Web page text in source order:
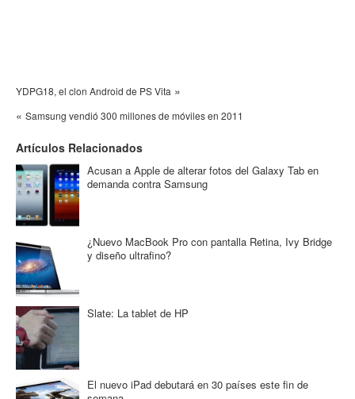
YDPG18, el clon Android de PS Vita »
« Samsung vendió 300 millones de móviles en 2011
Artículos Relacionados
Acusan a Apple de alterar fotos del Galaxy Tab en
demanda contra Samsung
¿Nuevo MacBook Pro con pantalla Retina, Ivy Bridge
y diseño ultrafino?
Slate: La tablet de HP
El nuevo iPad debutará en 30 países este fin de